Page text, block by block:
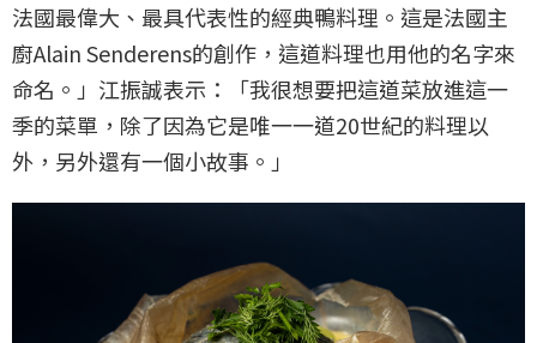
法國最偉大、最具代表性的經典鴨料理。這是法國主
廚Alain Senderens的創作，這道料理也用他的名字來
命名。」江振誠表示：「我很想要把這道菜放進這一
季的菜單，除了因為它是唯一一道20世紀的料理以
外，另外還有一個小故事。」